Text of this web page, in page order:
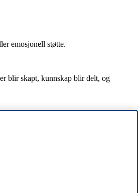
emosjonell støtte.
blir skapt, kunnskap blir delt, og
brukt foredragsholder i næringslivet.